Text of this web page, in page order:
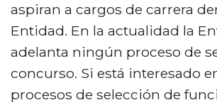
aspiran a cargos de carrera
Entidad. En la actualidad la
adelanta ningún proceso de
concurso. Si está interesado
procesos de selección de